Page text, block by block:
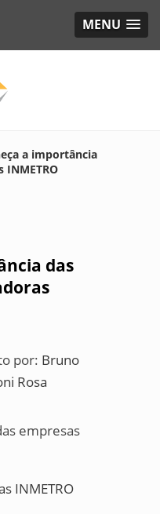
MENU
a importância
das
por: Bruno
Rosa
empresas